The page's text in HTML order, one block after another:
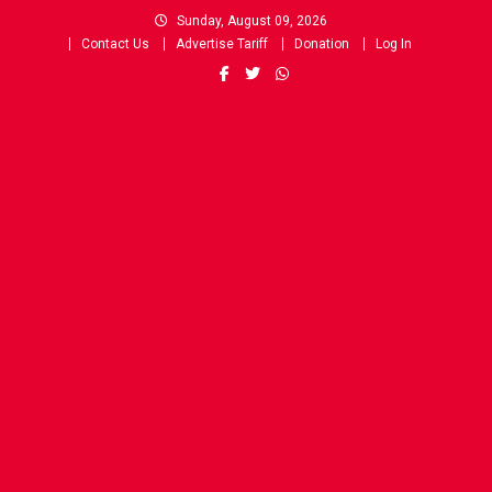
Sunday, August 09, 2026
Contact Us
Advertise Tariff Donation Log In